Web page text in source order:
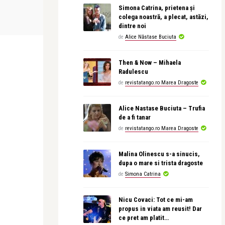
a
Dr. Alina Sturdza: Este esențial să știi
ce vrei de l ...
revistatango
Leonid
Simona Catrina, prietena și
colega noastră, a plecat, astăzi,
dintre noi
de Alice Năstase Buciuta
Then & Now – Mihaela
Radulescu
de revistatango.ro Marea Dragoste
Alice Nastase Buciuta – Trufia
de a fi tanar
de revistatango.ro Marea Dragoste
Malina Olinescu s-a sinucis,
dupa o mare si trista dragoste
de Simona Catrina
Nicu Covaci: Tot ce mi-am
propus in viata am reusit! Dar
ce pret am platit…